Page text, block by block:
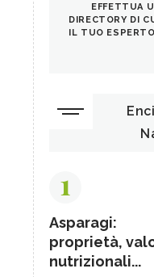
EFFETTUA
DIRECTORY DI
IL TUO
1
Asparagi:
proprietà,
nutrizionali...